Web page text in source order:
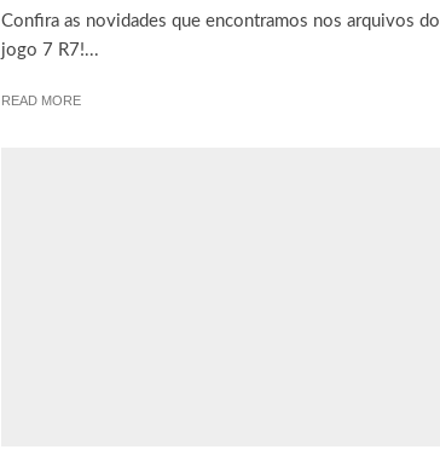
Confira as novidades que encontramos nos arquivos do
jogo 7 R7!...
READ MORE